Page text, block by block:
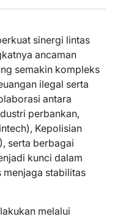
sinergi lintas
ancaman
semakin kompleks
ilegal serta
antara
perbankan,
Kepolisian
serta berbagai
kunci dalam
menjaga stabilitas
melalui